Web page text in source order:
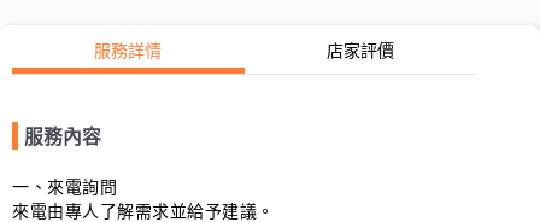
服務詳情 店家評價
服務內容
一、來電詢問
來電由專人了解需求並給予建議。